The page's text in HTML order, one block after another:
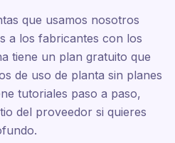
que usamos nosotros
a los fabricantes con los
tiene un plan gratuito que
de uso de planta sin planes
tutoriales paso a paso,
del proveedor si quieres